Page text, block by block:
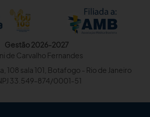
Gestão 2026-2027
de Carvalho Fernandes
108 sala 101, Botafogo - Rio de Janeiro
33.549-874/0001-51